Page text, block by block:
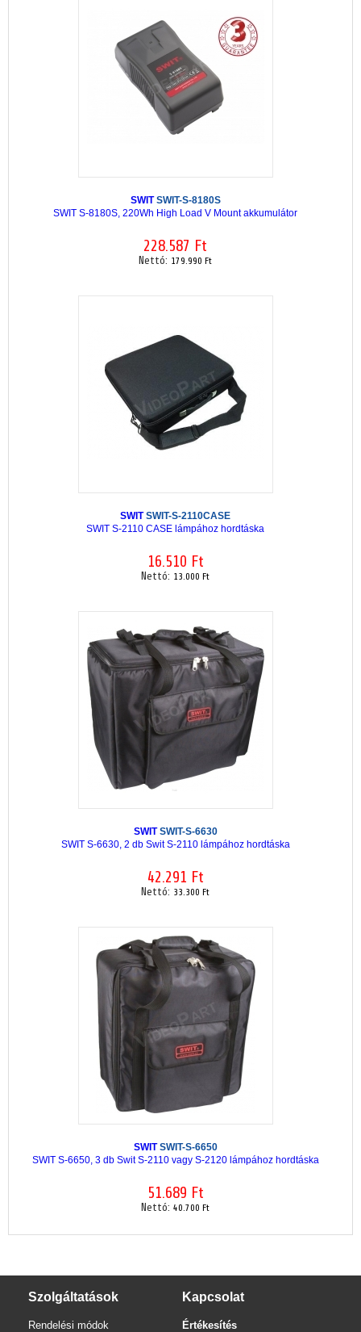
SWITSWIT-S-8180S
SWIT S-8180S, 220Wh High Load V Mount akkumulátor
228.587 Ft
Nettó: 179.990 Ft
SWITSWIT-S-2110CASE
SWIT S-2110 CASE lámpához hordtáska
16.510 Ft
Nettó: 13.000 Ft
SWITSWIT-S-6630
SWIT S-6630, 2 db Swit S-2110 lámpához hordtáska
42.291 Ft
Nettó: 33.300 Ft
SWITSWIT-S-6650
SWIT S-6650, 3 db Swit S-2110 vagy S-2120 lámpához hordtáska
51.689 Ft
Nettó: 40.700 Ft
Szolgáltatások
Rendelési módok
Kapcsolat
Értékesítés